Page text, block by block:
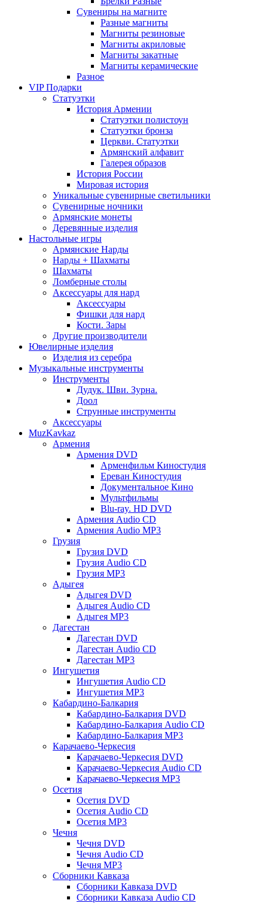
Сувениры на магните
Разные магниты
Магниты резиновые
Магниты акриловые
Магниты закатные
Магниты керамические
Разное
VIP Подарки
Статуэтки
История Армении
Статуэтки полистоун
Статуэтки бронза
Церкви. Статуэтки
Армянский алфавит
Галерея образов
История России
Мировая история
Уникальные сувенирные светильники
Сувенирные ночники
Армянские монеты
Деревянные изделия
Настольные игры
Армянские Нарды
Нарды + Шахматы
Шахматы
Ломберные столы
Аксессуары для нард
Аксессуары
Фишки для нард
Кости. Зары
Другие производители
Ювелирные изделия
Изделия из серебра
Музыкальные инструменты
Инструменты
Дудук. Шви. Зурна.
Доол
Струнные инструменты
Аксессуары
MuzKavkaz
Армения
Армения DVD
Арменфильм Киностудия
Ереван Киностудия
Документальное Кино
Мультфильмы
Blu-ray. HD DVD
Армения Audio CD
Армения Audio MP3
Грузия
Грузия DVD
Грузия Audio CD
Грузия MP3
Адыгея
Адыгея DVD
Адыгея Audio CD
Адыгея MP3
Дагестан
Дагестан DVD
Дагестан Audio CD
Дагестан MP3
Ингушетия
Ингушетия Audio CD
Ингушетия MP3
Кабардино-Балкария
Кабардино-Балкария DVD
Кабардино-Балкария Audio CD
Кабардино-Балкария MP3
Карачаево-Черкесия
Карачаево-Черкесия DVD
Карачаево-Черкесия Audio CD
Карачаево-Черкесия MP3
Осетия
Осетия DVD
Осетия Audio CD
Осетия MP3
Чечня
Чечня DVD
Чечня Audio CD
Чечня MP3
Сборники Кавказа
Сборники Кавказа DVD
Сборники Кавказа Audio CD